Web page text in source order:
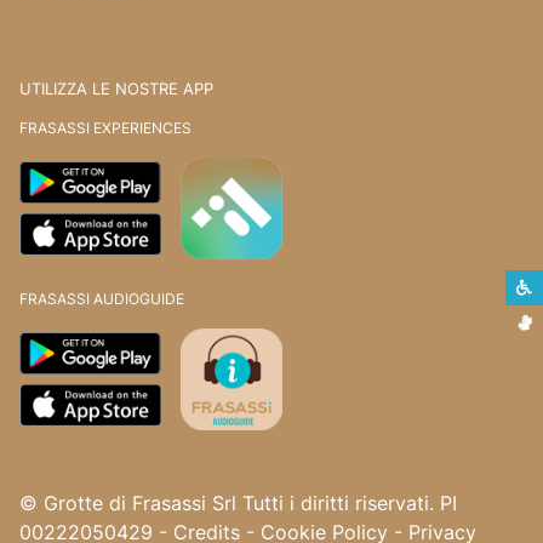
UTILIZZA LE NOSTRE APP
FRASASSI EXPERIENCES
FRASASSI AUDIOGUIDE
© Grotte di Frasassi Srl Tutti i diritti riservati. PI
00222050429 - Credits - Cookie Policy - Privacy